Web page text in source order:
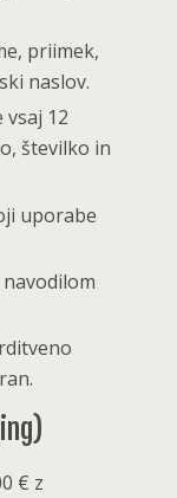
priimek,
naslov.
12
številko in
uporabe
€ z